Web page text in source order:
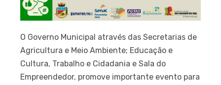
O Governo Municipal através das Secretarias de
Agricultura e Meio Ambiente; Educação e
Cultura, Trabalho e Cidadania e Sala do
Empreendedor, promove importante evento para